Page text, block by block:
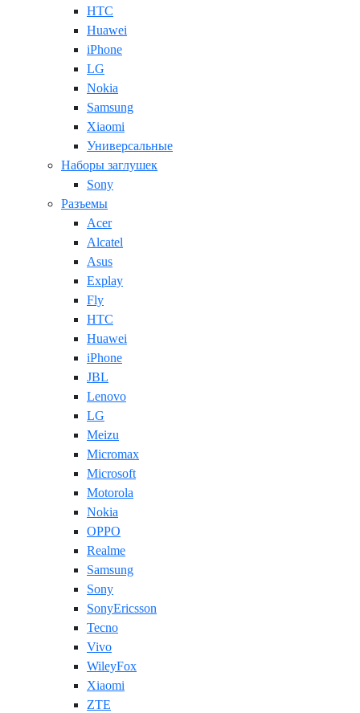
HTC
Huawei
iPhone
LG
Nokia
Samsung
Xiaomi
Универсальные
Наборы заглушек
Sony
Разъемы
Acer
Alcatel
Asus
Explay
Fly
HTC
Huawei
iPhone
JBL
Lenovo
LG
Meizu
Micromax
Microsoft
Motorola
Nokia
OPPO
Realme
Samsung
Sony
SonyEricsson
Tecno
Vivo
WileyFox
Xiaomi
ZTE